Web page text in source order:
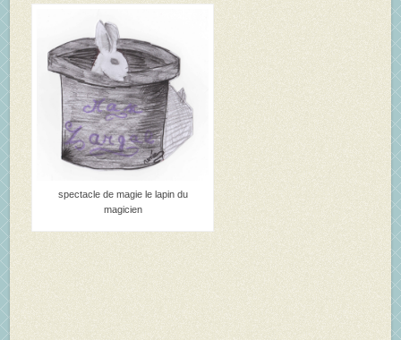
spectacle de magie le lapin du
magicien